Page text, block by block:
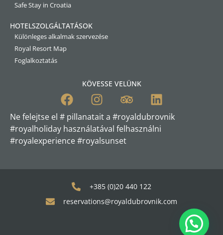
Safe Stay in Croatia
HOTELSZOLGÁLTATÁSOK
Különleges alkalmak szervezése
Royal Resort Map
Foglalkoztatás
KÖVESSE VELÜNK
Ne felejtse el # pillanatait a #royaldubrovnik
#royalholiday használatával felhasználni
#royalexperience #royalsunset
+385 (0)20 440 122
reservations@royaldubrovnik.com